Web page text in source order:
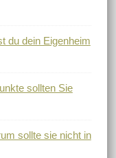
du dein Eigenheim
sollten Sie
sollte sie nicht in